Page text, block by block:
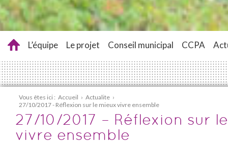
L’équipe Le projet Conseil municipal CCPA
Vous êtes ici : Accueil › Actualite ›
27/10/2017 - Réflexion sur le mieux vivre ensemble
27/10/2017 – Réflexion sur
vivre ensemble